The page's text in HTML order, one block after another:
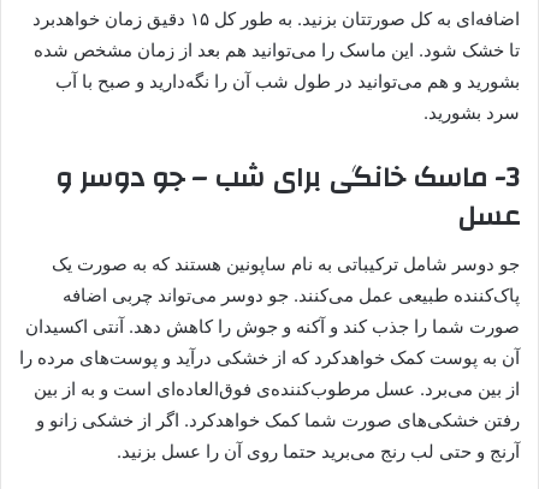
اضافه‌ای به کل صورتتان بزنید. به طور کل ۱۵ دقیق زمان خواهدبرد
تا خشک شود. این ماسک را می‌توانید هم بعد از زمان مشخص شده
بشورید و هم می‌توانید در طول شب آن را نگه‌دارید و صبح با آب
سرد بشورید.
3- ماسک خانگی برای شب – جو دوسر و
عسل
جو دوسر شامل ترکیباتی به نام ساپونین هستند که به صورت یک
پاک‌کننده طبیعی عمل می‌کنند. جو دوسر می‌تواند چربی اضافه
صورت شما را جذب کند و آکنه و جوش را کاهش دهد. آنتی اکسیدان
آن به پوست کمک خواهدکرد که از خشکی درآید و پوست‌های مرده را
از بین می‌برد. عسل مرطوب‌کننده‌ی فوق‌العاده‌ای است و به از بین
رفتن خشکی‌های صورت شما کمک خواهدکرد. اگر از خشکی زانو و
آرنج و حتی لب رنج می‌برید حتما روی آن را عسل بزنید.